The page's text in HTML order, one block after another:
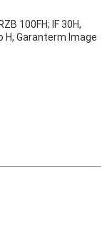
100FH; IF 30H,
H, Garanterm Image